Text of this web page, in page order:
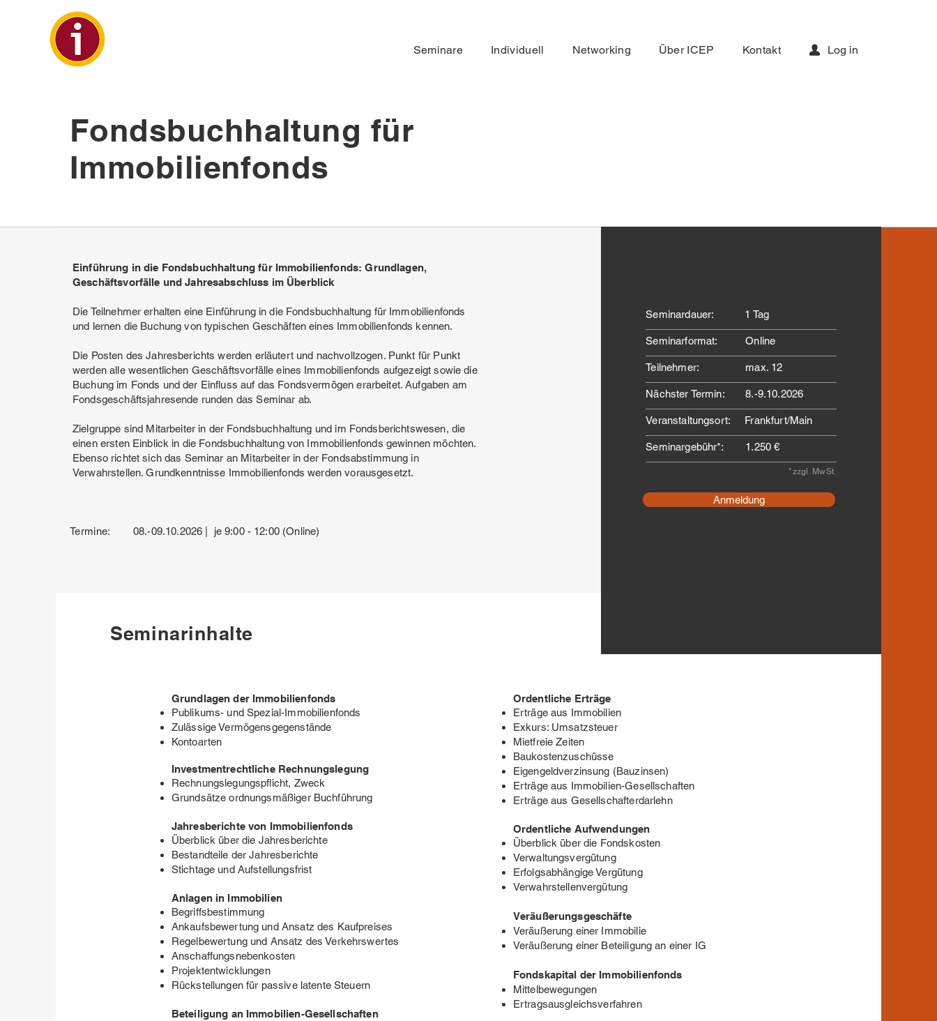
Seminare Individuell Networking Über ICEP Kontakt Log in
Fondsbuchhaltung für
Immobilienfonds
Seminarinhalte
Einführung in die Fondsbuchhaltung für Immobilienfonds: Grundlagen,
Geschäftsvorfälle und Jahresabschluss im Überblick
Die Teilnehmer erhalten eine Einführung in die Fondsbuchhaltung für Immobilienfonds
und lernen die Buchung von typischen Geschäften eines Immobilienfonds kennen.
Die Posten des Jahresberichts werden erläutert und nachvollzogen. Punkt für Punkt
werden alle wesentlichen Geschäftsvorfälle eines Immobilienfonds aufgezeigt sowie die
Buchung im Fonds und der Einfluss auf das Fondsvermögen erarbeitet. Aufgaben am
Fondsgeschäftsjahresende runden das Seminar ab.
Zielgruppe sind Mitarbeiter in der Fondsbuchhaltung und im Fondsberichtswesen, die
einen ersten Einblick in die Fondsbuchhaltung von Immobilienfonds gewinnen möchten.
Ebenso richtet sich das Seminar an Mitarbeiter in der Fondsabstimmung in
Verwahrstellen. Grundkenntnisse Immobilienfonds werden vorausgesetzt.
Termine: 08.-09.10.2026 | je 9:00 - 12:00 (Online)
Seminardauer: 1 Tag
Seminarformat: Online
Teilnehmer: max. 12
Nächster Termin: 8.-9.10.2026
Veranstaltungsort: Frankfurt/Main
Seminargebühr*: 1.250 €
*zzgl. MwSt.
Anmeldung
Grundlagen der Immobilienfonds
Publikums- und Spezial-Immobilienfonds
Zulässige Vermögensgegenstände
Kontoarten
Investmentrechtliche Rechnungslegung
Rechnungslegungspflicht, Zweck
Grundsätze ordnungsmäßiger Buchführung
Jahresberichte von Immobilienfonds
Überblick über die Jahresberichte
Bestandteile der Jahresberichte
Stichtage und Aufstellungsfrist
Anlagen in Immobilien
Begriffsbestimmung
Ankaufsbewertung und Ansatz des Kaufpreises
Regelbewertung und Ansatz des Verkehrswertes
Anschaffungsnebenkosten
Projektentwicklungen
Rückstellungen für passive latente Steuern
Beteiligung an Immobilien-Gesellschaften
Ordentliche Erträge
Erträge aus Immobilien
Exkurs: Umsatzsteuer
Mietfreie Zeiten
Baukostenzuschüsse
Eigengeldverzinsung (Bauzinsen)
Erträge aus Immobilien-Gesellschaften
Erträge aus Gesellschafterdarlehn
Ordentliche Aufwendungen
Überblick über die Fondskosten
Verwaltungsvergütung
Erfolgsabhängige Vergütung
Verwahrstellenvergütung
Veräußerungsgeschäfte
Veräußerung einer Immobilie
Veräußerung einer Beteiligung an einer IG
Fondskapital der Immobilienfonds
Mittelbewegungen
Ertragsausgleichsverfahren